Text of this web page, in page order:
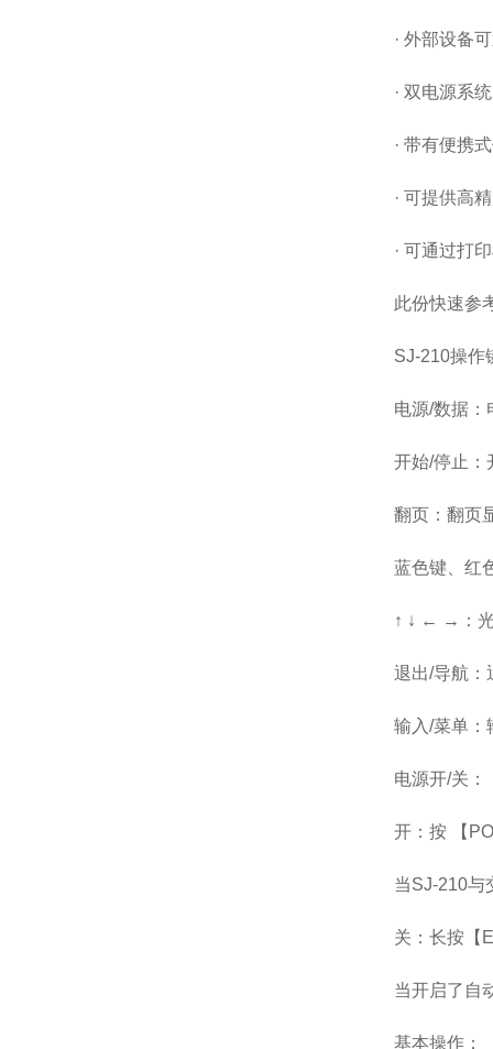
· 外部设备
· 双电源系
· 带有便携
· 可提供高
· 可通过打
此份快速参
SJ-210操作
电源/数据：
开始/停止：
翻页：翻页
蓝色键、红
↑ ↓ ← →：
退出/导航：
输入/菜单：
电源开/关：
开：按 【
当SJ-210与
关：长按【
当开启了自
基本操作：